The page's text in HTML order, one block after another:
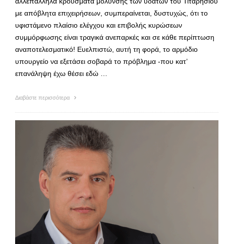
με απόβλητα επιχειρήσεων, συμπεραίνεται, δυστυχώς, ότι το
υφιστάμενο πλαίσιο ελέγχου και επιβολής κυρώσεων
συμμόρφωσης είναι τραγικά ανεπαρκές και σε κάθε περίπτωση
αναποτελεσματικό! Ευελπιστώ, αυτή τη φορά, το αρμόδιο
υπουργείο να εξετάσει σοβαρά το πρόβλημα -που κατ’
επανάληψη έχω θέσει εδώ …
Διαβάστε περισσότερα